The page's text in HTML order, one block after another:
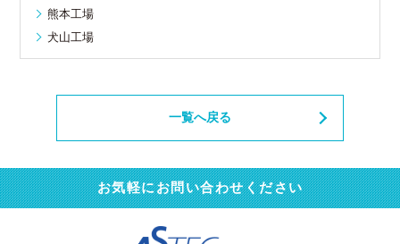
熊本工場
犬山工場
一覧へ戻る
お気軽にお問い合わせください